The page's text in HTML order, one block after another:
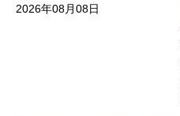
2026年08月08日